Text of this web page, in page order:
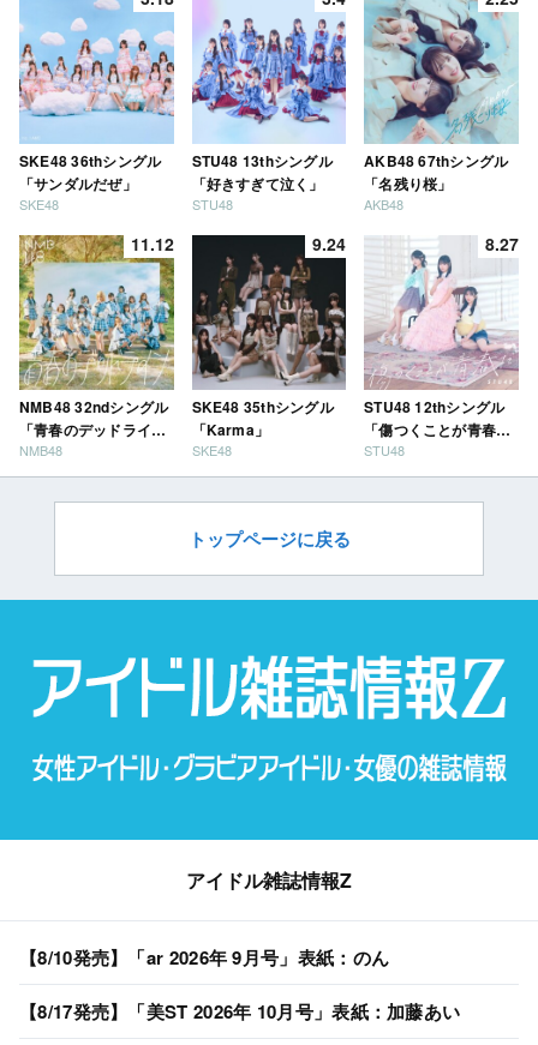
SKE48 36thシングル
「サンダルだぜ」
SKE48
STU48 13thシングル
「好きすぎて泣く」
STU48
AKB48 67thシングル
「名残り桜」
AKB48
11.12
NMB48 32ndシングル
「青春のデッドライ
ン」
NMB48
9.24
SKE48 35thシングル
「Karma」
SKE48
8.27
STU48 12thシングル
「傷つくことが青春
だ」
STU48
トップページに戻る
アイドル雑誌情報Z
【8/10発売】「ar 2026年 9月号」表紙：のん
【8/17発売】「美ST 2026年 10月号」表紙：加藤あい